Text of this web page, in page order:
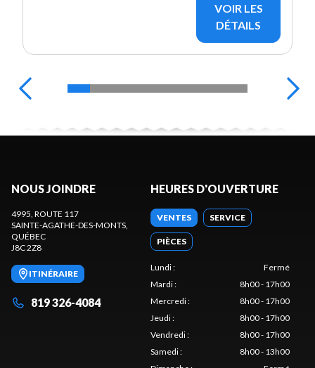
VOIR LES
DÉTAILS
NOUS JOINDRE
4995, ROUTE 117
SAINTE-AGATHE-DES-MONTS
QUÉBEC
J8C 2Z8
ITINÉRAIRE
819 326-4084
HEURES D'OUVERTURE
VENTES SERVICE
PIÈCES
Lundi:
Fermé
Mardi:
8h00 - 17h00
Mercredi:
8h00 - 17h00
Jeudi:
8h00 - 17h00
Vendredi:
8h00 - 17h00
Samedi:
8h00 - 13h00